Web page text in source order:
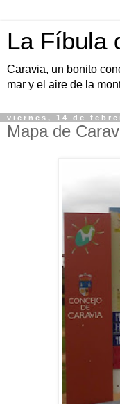
La Fíbula
Caravia, un bonito
mar y el aire de la
viernes, 14 de
Mapa de